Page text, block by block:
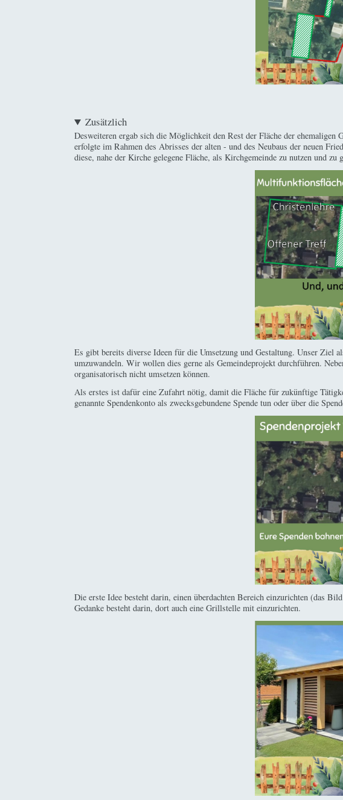
Zusätzlich
Desweiteren ergab sich die Möglichkeit den Rest der Fläche der ehemaligen
erfolgte im Rahmen des Abrisses der alten - und des Neubaus der neuen
diese, nahe der Kirche gelegene Fläche, als Kirchgemeinde zu nutzen und
Es gibt bereits diverse Ideen für die Umsetzung und Gestaltung. Unser Ziel
umzuwandeln. Wir wollen dies gerne als Gemeindeprojekt durchführen.
organisatorisch nicht umsetzen können.
Als erstes ist dafür eine Zufahrt nötig, damit die Fläche für zukünftige
genannte Spendenkonto als zwecksgebundene Spende tun oder über die
Die erste Idee besteht darin, einen überdachten Bereich einzurichten (das
Gedanke besteht darin, dort auch eine Grillstelle mit einzurichten.